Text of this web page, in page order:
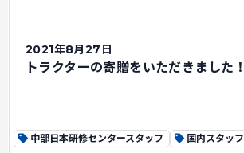
2021年8月27日
トラクターの寄贈をいただきました！
中部日本研修センタースタッフ 国内スタッフ